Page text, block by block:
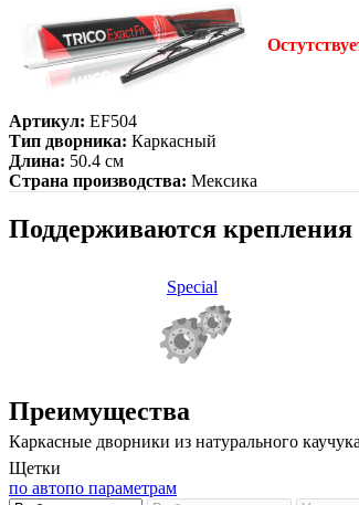
Артикул: EF504
Тип дворника: Каркасный
Длина: 50.4 см
Страна производства: Мексика
Поддерживаются крепления
Special
Преимущества
Каркасные дворники из натурального каучука
Щетки
по автопо параметрам